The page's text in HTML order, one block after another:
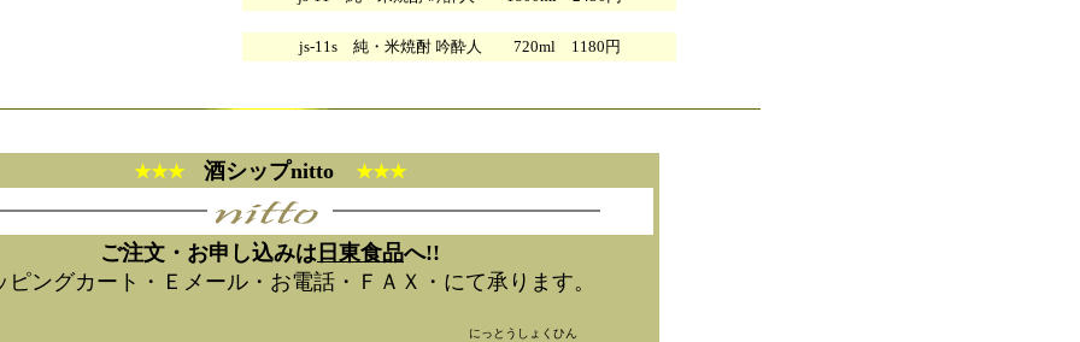
js-11s 純・米焼酎 吟酔人 720ml 1180円
★★★ 酒シップnitto ★★★
ご注文・お申し込みは 日東食品へ!!
ピングカート・Ｅメール・お電話・ＦＡＸ・にて承ります。
にっとうしょくひん